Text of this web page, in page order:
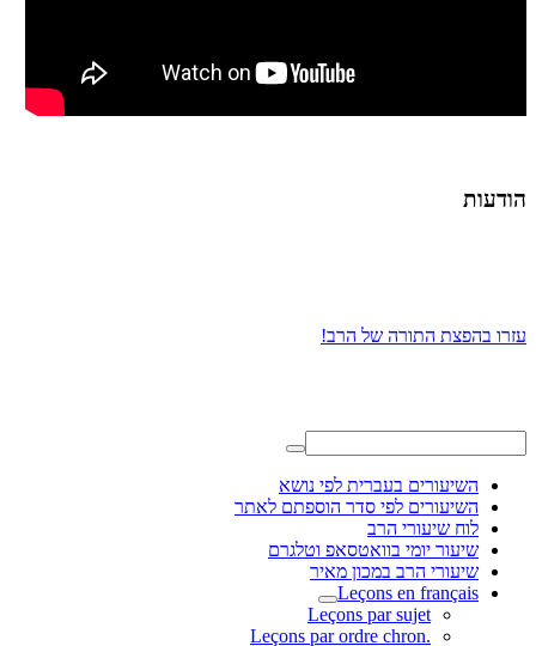
הודעות
עזרו בהפצת התורה של הרב!
השיעורים בעברית לפי נושא
השיעורים לפי סדר הוספתם לאתר
לוח שיעורי הרב
שיעור יומי בוואטסאפ וטלגרם
שיעורי הרב במכון מאיר
Leçons en français
Leçons par sujet
.Leçons par ordre chron